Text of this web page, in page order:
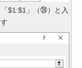
$1:$1」（㉔）と入